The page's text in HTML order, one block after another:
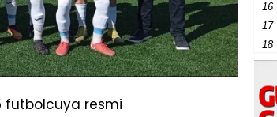
futbolcuya resmi
16
17
18